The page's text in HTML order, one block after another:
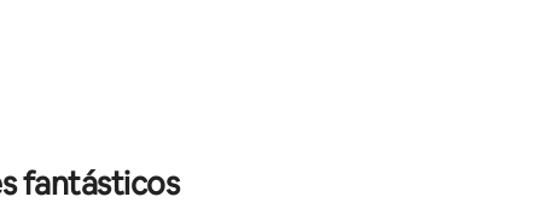
fantásticos